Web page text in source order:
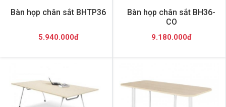
Bàn họp chân sắt BHTP36
5.940.000đ
Bàn họp chân sắt BH36-
CO
9.180.000đ